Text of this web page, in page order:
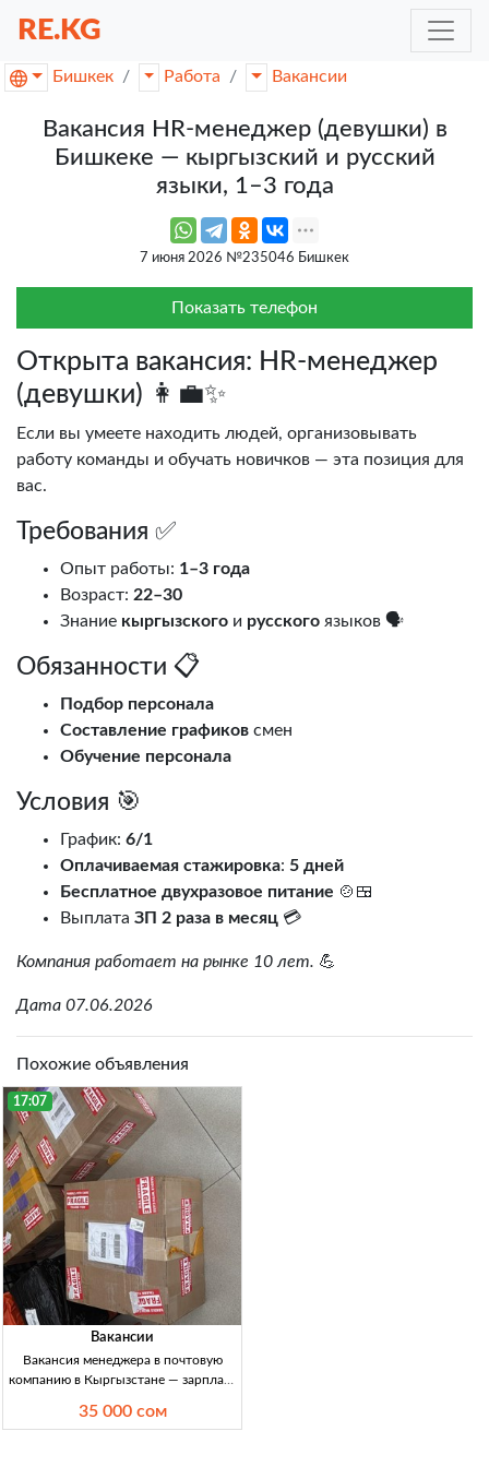
RE.KG
Бишкек Работа Вакансии
Вакансия HR-менеджер (девушки) в
Бишкеке — кыргызский и русский
языки, 1–3 года
7 июня 2026 №235046 Бишкек
Показать телефон
Открыта вакансия: HR-менеджер
(девушки) 👩‍💼✨
Если вы умеете находить людей, организовывать
работу команды и обучать новичков — эта позиция для
вас.
Требования ✅
Опыт работы: 1–3 года
Возраст: 22–30
Знание кыргызского и русского языков 🗣️
Обязанности 📋
Подбор персонала
Составление графиков смен
Обучение персонала
Условия 🎯
График: 6/1
Оплачиваемая стажировка: 5 дней
Бесплатное двухразовое питание 🍲🍱
Выплата ЗП 2 раза в месяц 💳
Компания работает на рынке 10 лет. 💪
Дата 07.06.2026
Похожие объявления
17:07
Вакансии
Вакансия менеджера в почтовую
компанию в Кыргызстане — зарплата
почтовую компанию, 20–35 лет,
35 000 сом